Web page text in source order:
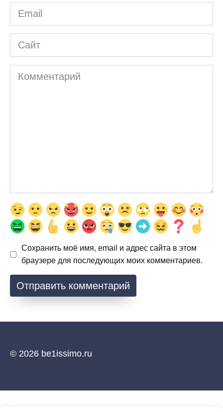
Email
*
Сайт
Комментарий
Сохранить моё имя, email и адрес сайта в этом
браузере для последующих моих комментариев.
© 2026 be1issimo.ru